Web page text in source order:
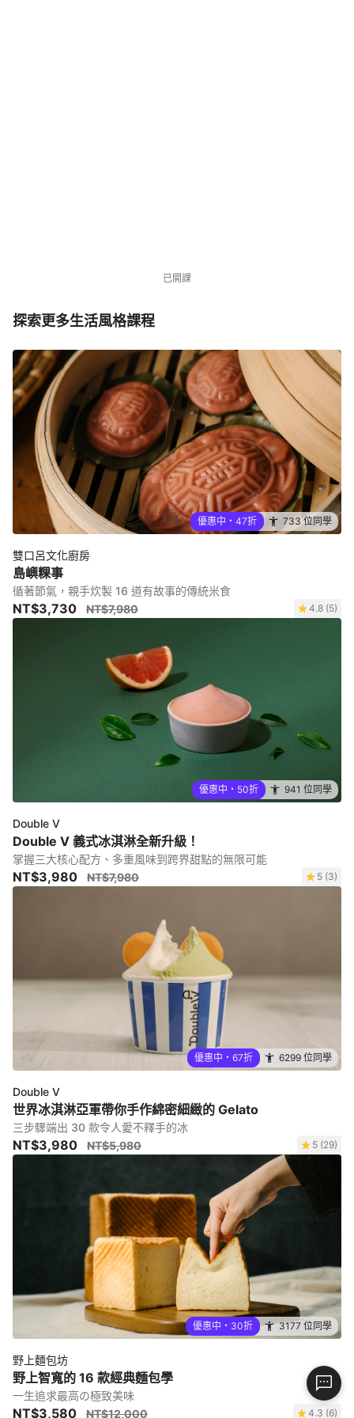
已開課
探索更多生活風格課程
優惠中・47折 733 位同學
雙口呂文化廚房
島嶼粿事
循著節氣，親手炊製 16 道有故事的傳統米食
NT$3,730 NT$7,980 4.8 (5)
優惠中・50折 941 位同學
Double V
Double V 義式冰淇淋全新升級！
掌握三大核心配方、多重風味到跨界甜點的無限可能
NT$3,980 NT$7,980 5 (3)
優惠中・67折 6299 位同學
Double V
世界冰淇淋亞軍帶你手作綿密細緻的 Gelato
三步驟端出 30 款令人愛不釋手的冰
NT$3,980 NT$5,980 5 (29)
優惠中・30折 3177 位同學
野上麵包坊
野上智寬的 16 款經典麵包學
一生追求最高の極致美味
NT$3,580 NT$12,000 4.3 (6)